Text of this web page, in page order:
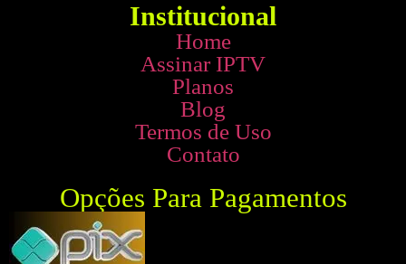
Institucional
Home
Assinar IPTV
Planos
Blog
Termos de Uso
Contato
Opções Para Pagamentos